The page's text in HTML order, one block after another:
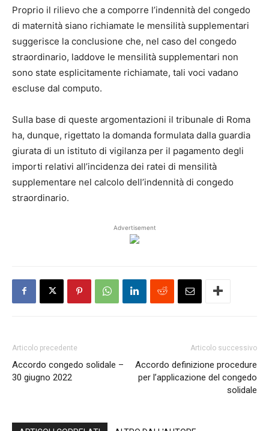
Proprio il rilievo che a comporre l’indennità del congedo
di maternità siano richiamate le mensilità supplementari
suggerisce la conclusione che, nel caso del congedo
straordinario, laddove le mensilità supplementari non
sono state esplicitamente richiamate, tali voci vadano
escluse dal computo.
Sulla base di queste argomentazioni il tribunale di Roma
ha, dunque, rigettato la domanda formulata dalla guardia
giurata di un istituto di vigilanza per il pagamento degli
importi relativi all’incidenza dei ratei di mensilità
supplementare nel calcolo dell’indennità di congedo
straordinario.
Advertisement
Articolo precedente
Accordo congedo solidale –
30 giugno 2022
Articolo successivo
Accordo definizione procedure
per l’applicazione del congedo
solidale